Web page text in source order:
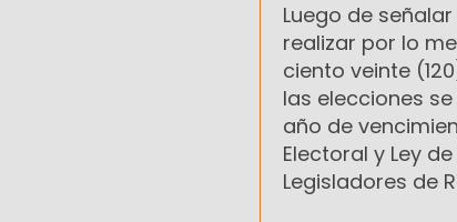
Luego de
realizar por lo
ciento veinte
las elecciones
año de
Electoral y Ley
Legisladores de